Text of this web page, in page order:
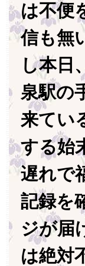
は不便
信も無
し本日
泉駅の
来てい
する始
遅れで
記録を
ジが届
は絶対